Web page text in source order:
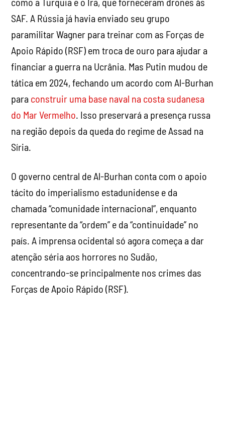
SAF. A Rússia já havia enviado seu grupo
paramilitar Wagner para treinar com as Forças de
Apoio Rápido (RSF) em troca de ouro para ajudar a
financiar a guerra na Ucrânia. Mas Putin mudou de
tática em 2024, fechando um acordo com Al-Burhan
para construir uma base naval na costa sudanesa
do Mar Vermelho. Isso preservará a presença russa
na região depois da queda do regime de Assad na
Síria.
O governo central de Al-Burhan conta com o apoio
tácito do imperialismo estadunidense e da
chamada “comunidade internacional”, enquanto
representante da “ordem” e da “continuidade” no
país. A imprensa ocidental só agora começa a dar
atenção séria aos horrores no Sudão,
concentrando-se principalmente nos crimes das
Forças de Apoio Rápido (RSF).